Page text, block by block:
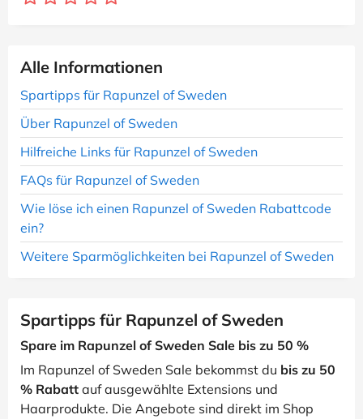
Alle Informationen
Spartipps für Rapunzel of Sweden
Über Rapunzel of Sweden
Hilfreiche Links für Rapunzel of Sweden
FAQs für Rapunzel of Sweden
Wie löse ich einen Rapunzel of Sweden Rabattcode
ein?
Weitere Sparmöglichkeiten bei Rapunzel of Sweden
Spartipps für Rapunzel of Sweden
Spare im Rapunzel of Sweden Sale bis zu 50 %
Im Rapunzel of Sweden Sale bekommst du bis zu 50
% Rabatt auf ausgewählte Extensions und
Haarprodukte. Die Angebote sind direkt im Shop